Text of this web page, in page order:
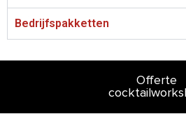
Bedrijfspakketten
Offerte